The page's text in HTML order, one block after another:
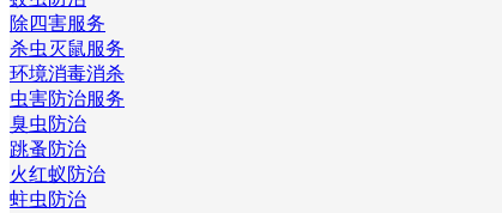
除四害服务
杀虫灭鼠服务
环境消毒消杀
虫害防治服务
臭虫防治
跳蚤防治
火红蚁防治
蛀虫防治